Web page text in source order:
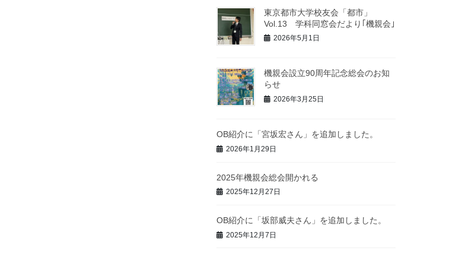
東京都市大学校友会「都市」
Vol.13 学科同窓会だより｢機親会｣
2026年5月1日
機親会設立90周年記念総会のお知
らせ
2026年3月25日
OB紹介に「宮坂宏さん」を追加しました。
2026年1月29日
2025年機親会総会開かれる
2025年12月27日
OB紹介に「坂部威夫さん」を追加しました。
2025年12月7日